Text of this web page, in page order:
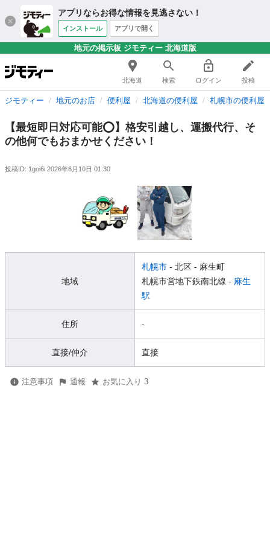
アプリならお得な情報を見逃さない！
インストール アプリで開く
地元の掲示板 ジモティー 北海道版
北海道 検索 ログイン 投稿
ジモティー 地元のお店 便利屋 北海道の便利屋 札幌市の便利屋
【最短即日対応可能⭕️】格安引越し、運搬代行、そ
の他何でもおまかせください！
投稿ID: 1goi6i 2026年6月10日 01:30
地域
札幌市 - 北区 - 麻生町
札幌市営地下鉄南北線 - 麻生
駅
住所 -
直接/仲介 直接
注意事項 通報 お気に入り 3